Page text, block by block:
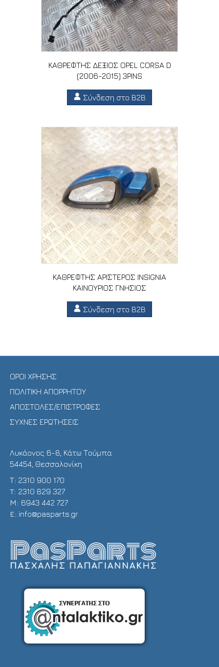
ΚΑΘΡΕΦΤΗΣ ΔΕΞΙΟΣ OPEL CORSA D
(2006-2015) 3PINS
Σύνδεση στο B2B
ΚΑΘΡΕΦΤΗΣ ΑΡΙΣΤΕΡΟΣ INSIGNIA
ΚΑΙΝΟΥΡΙΟΣ ΓΝΗΣΙΟΣ
Σύνδεση στο B2B
ΟΡΟΙ ΧΡΗΣΗΣ
ΠΟΛΙΤΙΚΗ ΑΠΟΡΡΗΤΟΥ
ΑΠΟΣΤΟΛΕΣ/ΕΠΙΣΤΡΟΦΕΣ
ΣΥΧΝΕΣ ΕΡΩΤΗΣΕΙΣ
Λυκάονος 6-8, Κάτω Τούμπα
54454, Θεσσαλονίκη
Τ: 2310 900 170
T: 2310 829 327
Μ: 6943 442 727
E: info@pasparts.gr